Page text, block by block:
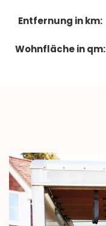
Entfernung in km:
Wohnfläche in qm: